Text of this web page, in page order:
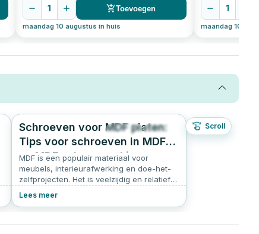
1 Toevoegen
maandag 10 augustus in huis
1
maandag 10
Scroll
2829 4.8
Schroeven voor MDF platen:
Tips voor schroeven in MDF
en MDF schroeven kiezen
MDF is een populair materiaal voor
meubels, interieurafwerking en doe-het-
zelfprojecten. Het is veelzijdig en relatief
met MDF vereist de juiste technieken en
artikel lees je alles over het kiezen van de
Lees meer